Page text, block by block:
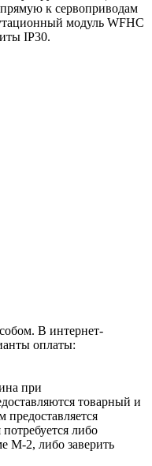
к сервоприводам
модуль WFHС
IP30.
В интернет-
оплаты:
при
товарный и
либо
М-2, либо заверить